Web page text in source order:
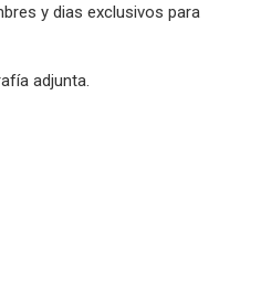
y dias exclusivos para
adjunta.